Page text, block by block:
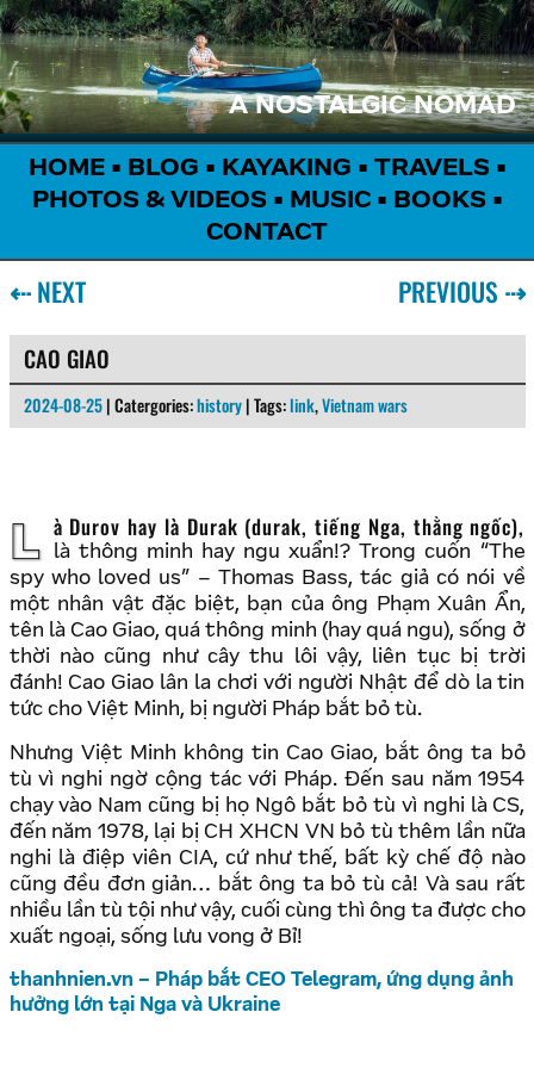
A NOSTALGIC NOMAD
HOME• BLOG • KAYAKING • TRAVELS •
PHOTOS & VIDEOS • MUSIC• BOOKS •
CONTACT
PREVIOUS ⇢
⇠NEXT
CAO GIAO
2024-08-25| Catergories:history| Tags:link,Vietnam wars
Là Durov hay là Durak (durak, tiếng Nga, thằng ngốc),
là thông minh hay ngu xuẩn!? Trong cuốn “The
spy who loved us” – Thomas Bass, tác giả có nói về
một nhân vật đặc biệt, bạn của ông Phạm Xuân Ẩn,
tên là Cao Giao, quá thông minh (hay quá ngu), sống ở
thời nào cũng như cây thu lôi vậy, liên tục bị trời
đánh! Cao Giao lân la chơi với người Nhật để dò la tin
tức cho Việt Minh, bị người Pháp bắt bỏ tù.
Nhưng Việt Minh không tin Cao Giao, bắt ông ta bỏ
tù vì nghi ngờ cộng tác với Pháp. Đến sau năm 1954
chạy vào Nam cũng bị họ Ngô bắt bỏ tù vì nghi là CS,
đến năm 1978, lại bị CH XHCN VN bỏ tù thêm lần nữa
nghi là điệp viên CIA, cứ như thế, bất kỳ chế độ nào
cũng đều đơn giản… bắt ông ta bỏ tù cả! Và sau rất
nhiều lần tù tội như vậy, cuối cùng thì ông ta được cho
xuất ngoại, sống lưu vong ở Bỉ!
thanhnien.vn – Pháp bắt CEO Telegram, ứng dụng ảnh
hưởng lớn tại Nga và Ukraine